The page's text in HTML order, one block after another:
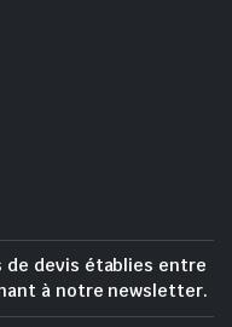
de devis établies entre
à notre newsletter.